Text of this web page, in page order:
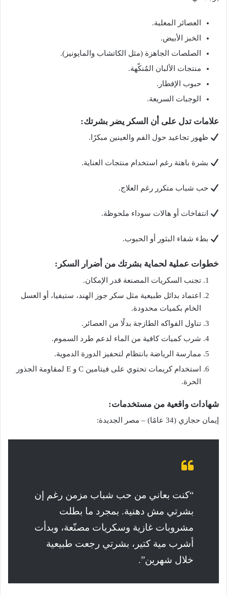
العصائر المعلبة.
الخبز الأبيض.
الصلصات الجاهزة (مثل الكاتشاب والمايونيز).
منتجات الألبان المُنكّهة.
حبوب الإفطار.
الوجبات السريعة.
علامات تدل على أن السكر يضر بشرتك:
ظهور تجاعيد حول الفم والعينين مبكرًا.
بشرة باهتة رغم استخدام منتجات العناية.
حب شباب متكرر رغم العلاج.
انتفاخات أو هالات سوداء ملحوظة.
بطء شفاء البثور أو الحبوب.
خطوات عملية لحماية بشرتك من أضرار السكر:
تجنب السكريات المصنعة قدر الإمكان.
اعتماد بدائل طبيعية مثل سكر جوز الهند، ستيفيا، أو العسل
الخام بكميات محدودة.
تناول الفواكه الطازجة بدلًا من العصائر.
شرب كميات كافية من الماء لدعم طرد السموم.
ممارسة الرياضة بانتظام لتحفيز الدورة الدموية.
استخدام كريمات تحتوي على فيتامين C و E لمقاومة الجذور
الحرة.
شهادات واقعية من مستخدمات:
إيمان حجازي (34 عامًا) – مصر الجديدة:
“كنت بعاني من حب شباب مزمن رغم إن
بشرتي مش دهنية. بمجرد ما بطلت
مشروبات غازية وسكريات مصنّعة، وبدأت
أشرب مية كتير، بشرتي رجعت طبيعية
خلال شهرين”.